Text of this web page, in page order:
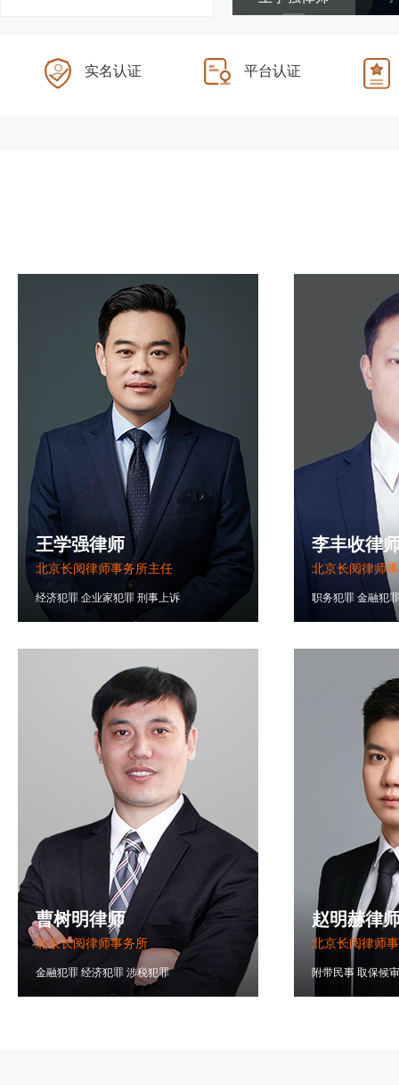
实名认证 平台认证
王学强律师
北京长阅律师事务所主任
经济犯罪 企业家犯罪 刑事上诉
李丰收律
北京长阅律师
职务犯罪 金融犯罪
曹树明律师
北京长阅律师事务所
金融犯罪 经济犯罪 涉税犯罪
赵明赫律
北京长阅律师
附带民事 取保候审